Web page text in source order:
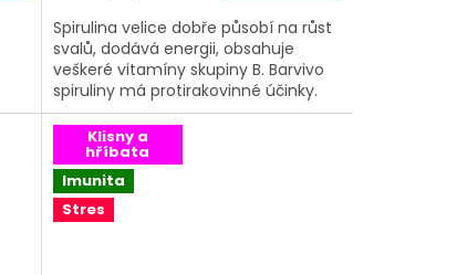
Spirulina velice dobře působí na růst
svalů, dodává energii, obsahuje
veškeré vitamíny skupiny B. Barvivo
spiruliny má protirakovinné účinky.
Klisny a
hříbata
Imunita
Stres